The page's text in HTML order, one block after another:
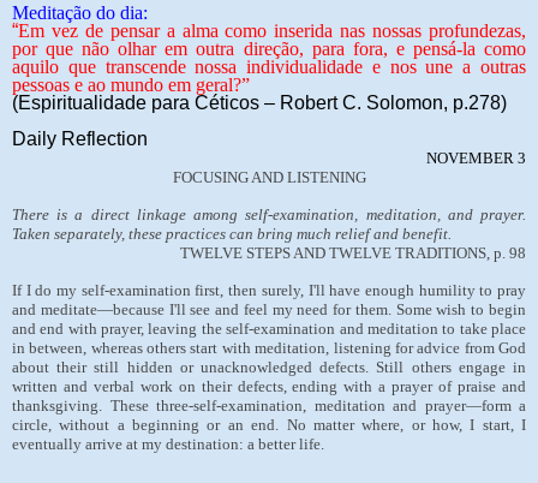
Meditação do dia:
“Em vez de pensar a alma como inserida nas nossas profundezas,
por que não olhar em outra direção, para fora, e pensá-la como
aquilo que transcende nossa individualidade e nos une a outras
pessoas e ao mundo em geral?”
(Espiritualidade para Céticos – Robert C. Solomon, p.278)
Daily Reflection
NOVEMBER 3
FOCUSING AND LISTENING
There is a direct linkage among self-examination, meditation, and prayer.
Taken separately, these practices can bring much relief and benefit.
TWELVE STEPS AND TWELVE TRADITIONS, p. 98
If I do my self-examination first, then surely, I'll have enough humility to pray
and meditate—because I'll see and feel my need for them. Some wish to begin
and end with prayer, leaving the self-examination and meditation to take place
in between, whereas others start with meditation, listening for advice from God
about their still hidden or unacknowledged defects. Still others engage in
written and verbal work on their defects, ending with a prayer of praise and
thanksgiving. These three-self-examination, meditation and prayer—form a
circle, without a beginning or an end. No matter where, or how, I start, I
eventually arrive at my destination: a better life.